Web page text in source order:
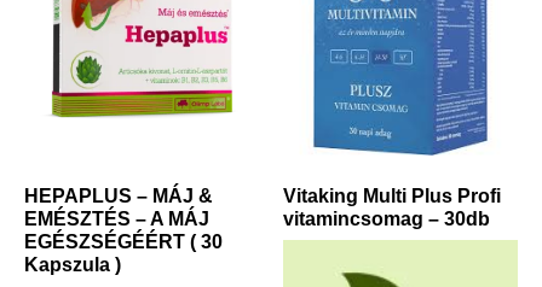
HEPAPLUS – MÁJ &
EMÉSZTÉS – A MÁJ
EGÉSZSÉGÉÉRT ( 30
Kapszula )
Vitaking Multi Plus Profi
vitamincsomag – 30db